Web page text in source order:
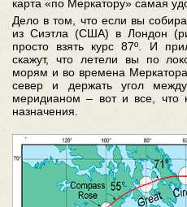
карта «по Меркатору» самая
Дело в том, что если вы
из Сиэтла (США) в Лондон
просто взять курс 87º. И
скажут, что летели вы по
морям и во времена
север и держать угол
меридианом – вот и все, что
назначения.